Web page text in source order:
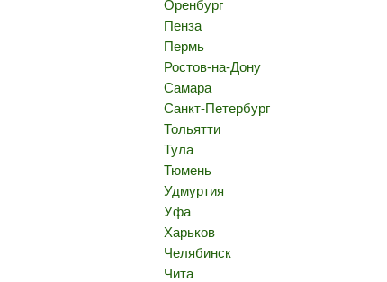
Оренбург
Пенза
Пермь
Ростов-на-Дону
Самара
Санкт-Петербург
Тольятти
Тула
Тюмень
Удмуртия
Уфа
Харьков
Челябинск
Чита